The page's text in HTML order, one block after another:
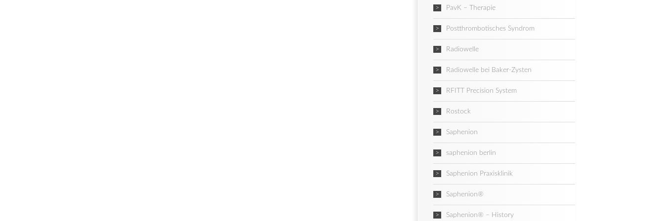
PavK – Therapie
Postthrombotisches Syndrom
Radiowelle
Radiowelle bei Baker-Zysten
RFITT Precision System
Rostock
Saphenion
saphenion berlin
Saphenion Praxisklinik
Saphenion®
Saphenion® – History